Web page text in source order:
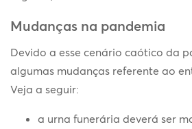
Mudanças na pandemia
Devido a esse cenário caótico da
algumas mudanças referente ao
Veja a seguir:
a urna funerária deverá ser